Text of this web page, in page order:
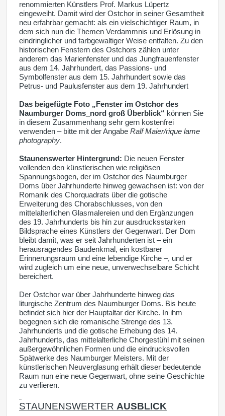
renommierten Künstlers Prof. Markus Lüpertz
eingeweiht. Damit wird der Ostchor in seiner Gesamtheit
neu erfahrbar gemacht: als ein vielschichtiger Raum, in
dem sich nun die Themen Verdammnis und Erlösung in
eindringlicher und farbgewaltiger Weise entfalten. Zu den
historischen Fenstern des Ostchors zählen unter
anderem das Marienfenster und das Jungfrauenfenster
aus dem 14. Jahrhundert, das Passions- und
Symbolfenster aus dem 15. Jahrhundert sowie das
Petrus- und Paulusfenster aus dem 19. Jahrhundert
Das beigefügte Foto „Fenster im Ostchor des
Naumburger Doms_nord groß Überblick“ können Sie
in diesem Zusammenhang sehr gern kostenfrei
verwenden – bitte mit der Angabe Ralf Maier/rique lame
photography.
Staunenswerter Hintergrund: Die neuen Fenster
vollenden den künstlerischen wie religiösen
Spannungsbogen, der im Ostchor des Naumburger
Doms über Jahrhunderte hinweg gewachsen ist: von der
Romanik des Chorquadrats über die gotische
Erweiterung des Chorabschlusses, von den
mittelalterlichen Glasmalereien und den Ergänzungen
des 19. Jahrhunderts bis hin zur ausdrucksstarken
Bildsprache eines Künstlers der Gegenwart. Der Dom
bleibt damit, was er seit Jahrhunderten ist – ein
herausragendes Baudenkmal, ein kostbarer
Erinnerungsraum und eine lebendige Kirche –, und er
wird zugleich um eine neue, unverwechselbare Schicht
bereichert.
Der Ostchor war über Jahrhunderte hinweg das
liturgische Zentrum des Naumburger Doms. Bis heute
befindet sich hier der Hauptaltar der Kirche. In ihm
begegnen sich die romanische Strenge des 13.
Jahrhunderts und die gotische Erhebung des 14.
Jahrhunderts, das mittelalterliche Chorgestühl mit seinen
außergewöhnlichen Formen und die eindrucksvollen
Spätwerke des Naumburger Meisters. Mit der
künstlerischen Neuverglasung erhält dieser bedeutende
Raum nun eine neue Gegenwart, ohne seine Geschichte
zu verlieren.
STAUNENSWERTER AUSBLICK